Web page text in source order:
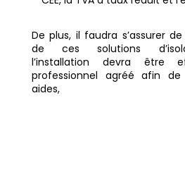
De plus, il faudra s’assurer
de ces solutions
l’installation devra être
professionnel agréé afin
aides,